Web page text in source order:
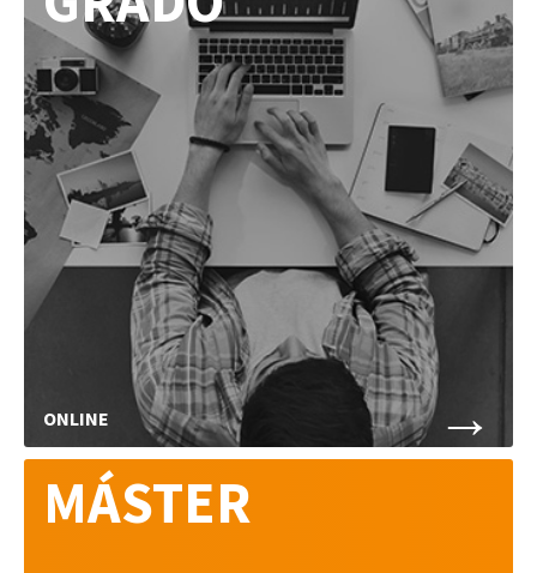
Juan
Carlos
ONLINE
→
MÁSTER